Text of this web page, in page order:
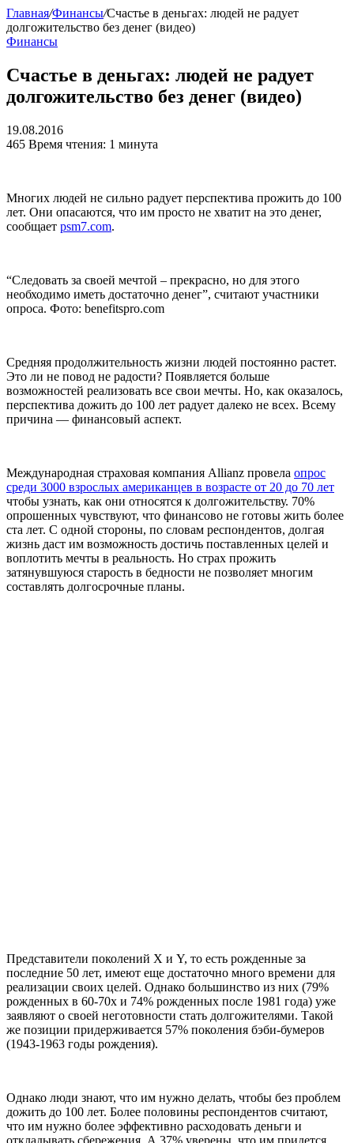
Главная/Финансы/Счастье в деньгах: людей не радует
долгожительство без денег (видео)
Финансы
Счастье в деньгах: людей не радует
долгожительство без денег (видео)
19.08.2016
465 Время чтения: 1 минута
Многих людей не сильно радует перспектива прожить до 100
лет. Они опасаются, что им просто не хватит на это денег,
сообщает psm7.com.
“Следовать за своей мечтой – прекрасно, но для этого
необходимо иметь достаточно денег”, считают участники
опроса. Фото: benefitspro.com
Средняя продолжительность жизни людей постоянно растет.
Это ли не повод не радости? Появляется больше
возможностей реализовать все свои мечты. Но, как оказалось,
перспектива дожить до 100 лет радует далеко не всех. Всему
причина — финансовый аспект.
Международная страховая компания Allianz провела опрос
среди 3000 взрослых американцев в возрасте от 20 до 70 лет
чтобы узнать, как они относятся к долгожительству. 70%
опрошенных чувствуют, что финансово не готовы жить более
ста лет. С одной стороны, по словам респондентов, долгая
жизнь даст им возможность достичь поставленных целей и
воплотить мечты в реальность. Но страх прожить
затянувшуюся старость в бедности не позволяет многим
составлять долгосрочные планы.
Представители поколений X и Y, то есть рожденные за
последние 50 лет, имеют еще достаточно много времени для
реализации своих целей. Однако большинство из них (79%
рожденных в 60-70х и 74% рожденных после 1981 года) уже
заявляют о своей неготовности стать долгожителями. Такой
же позиции придерживается 57% поколения бэби-бумеров
(1943-1963 годы рождения).
Однако люди знают, что им нужно делать, чтобы без проблем
дожить до 100 лет. Более половины респондентов считают,
что им нужно более эффективно расходовать деньги и